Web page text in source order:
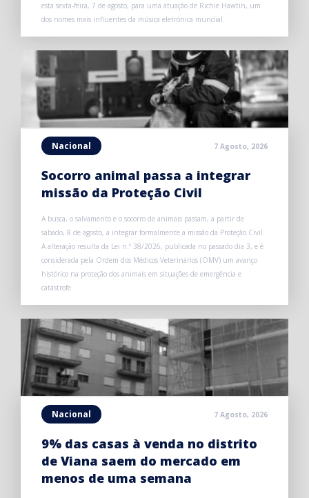
esta sexta-feira, 7 de agosto, para uma atuação de Richie Hawtin, um
dos nomes mais influentes da música eletrónica mundial.
Nacional 7 Agosto, 2026
Socorro animal passa a integrar
missão da Proteção Civil
A busca, o salvamento e o socorro de animais passam, a partir de
sábado, 8 de agosto, a integrar formalmente a missão da Proteção Civil.
A alteração resulta da Lei n.º 38/2026, publicada no passado dia 3, e é
considerada pela Ordem dos Médicos Veterinários (OMV) um avanço
histórico na proteção dos animais em situações de emergência e
catástrofe.
Nacional 7 Agosto, 2026
9% das casas à venda no distrito
de Viana saem do mercado em
menos de uma semana